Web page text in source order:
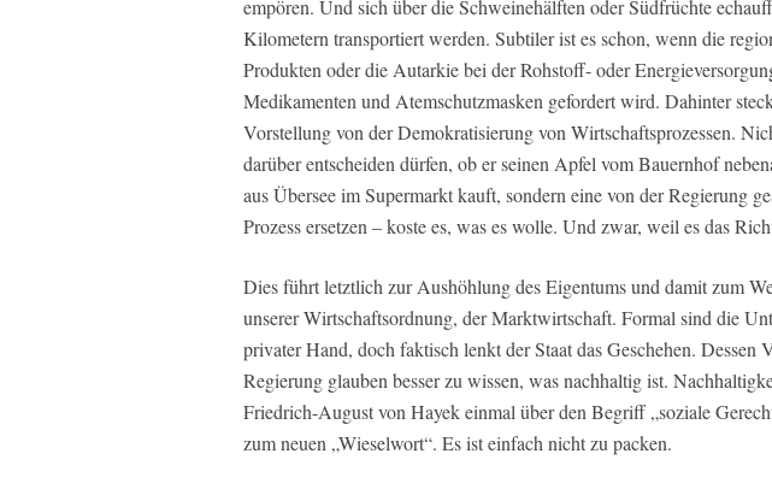
empören. Und sich über die Schweinehälften oder Südfrüchte
Kilometern transportiert werden. Subtiler ist es schon, wenn die
Produkten oder die Autarkie bei der Rohstoff- oder
Medikamenten und Atemschutzmasken gefordert wird. Dahinter
Vorstellung von der Demokratisierung von Wirtschaftsprozessen.
darüber entscheiden dürfen, ob er seinen Apfel vom Bauernhof
aus Übersee im Supermarkt kauft, sondern eine von der Regierung
Prozess ersetzen – koste es, was es wolle. Und zwar, weil es das
Dies führt letztlich zur Aushöhlung des Eigentums und damit zum
unserer Wirtschaftsordnung, der Marktwirtschaft. Formal sind die
privater Hand, doch faktisch lenkt der Staat das Geschehen. Dessen
Regierung glauben besser zu wissen, was nachhaltig ist.
Friedrich-August von Hayek einmal über den Begriff „soziale
zum neuen „Wieselwort“. Es ist einfach nicht zu packen.